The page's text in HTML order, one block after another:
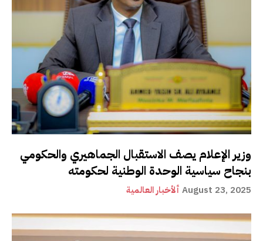
وزير الإعلام يصف الاستقبال الجماهيري والحكومي
بنجاح سياسية الوحدة الوطنية لحكومته
ألأخبار العالمية August 23, 2025